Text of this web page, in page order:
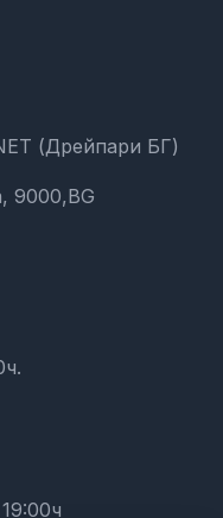
(Дрейпари БГ)
9000,BG